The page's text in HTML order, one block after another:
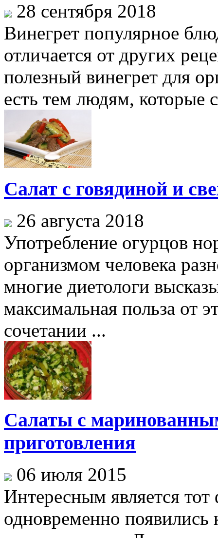
28 сентября 2018
Винегрет популярное
отличается от других
полезный винегрет для
есть тем людям, которые
Салат с говядиной и
26 августа 2018
Употребление огурцов
организмом человека
многие диетологи
максимальная польза от
сочетании ...
Салаты с
приготовления
06 июля 2015
Интересным является
одновременно появились